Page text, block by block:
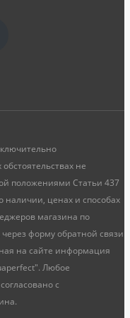
не
положениями Статьи 437
наличии, ценах и способах
магазина по
форму обратной связи
на сайте информация
Любое
с